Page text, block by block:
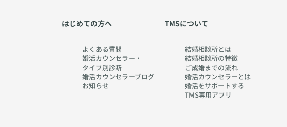
はじめての方へ
よくある質問
婚活カウンセラー・
タイプ別診断
婚活カウンセラーブログ
お知らせ
TMSについて
結婚相談所とは
結婚相談所の特徴
ご成婚までの流れ
婚活カウンセラーとは
婚活をサポートする
TMS専用アプリ